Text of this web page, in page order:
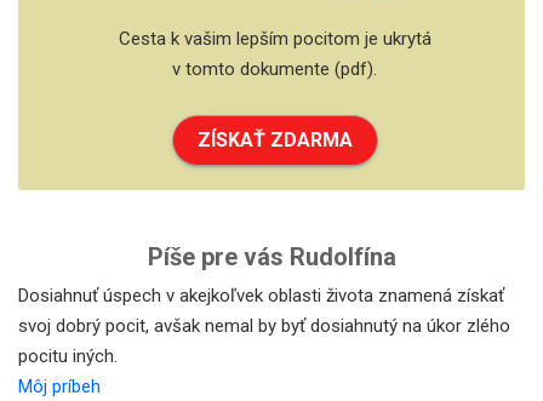
Cesta k vašim lepším pocitom je ukrytá
v tomto dokumente (pdf).
ZÍSKAŤ ZDARMA
Píše pre vás Rudolfína
Dosiahnuť úspech v akejkoľvek oblasti života znamená získať
svoj dobrý pocit, avšak nemal by byť dosiahnutý na úkor zlého
pocitu iných.
Môj príbeh